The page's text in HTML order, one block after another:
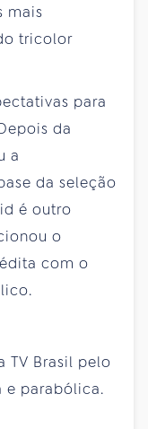
mais
tricolor
para
da
a
da seleção
é outro
o
com o
TV Brasil pelo
e parabólica.